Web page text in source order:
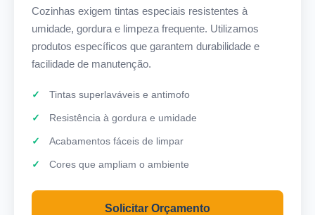
Cozinhas exigem tintas especiais resistentes à
umidade, gordura e limpeza frequente. Utilizamos
produtos específicos que garantem durabilidade e
facilidade de manutenção.
Tintas superlaváveis e antimofo
Resistência à gordura e umidade
Acabamentos fáceis de limpar
Cores que ampliam o ambiente
Solicitar Orçamento